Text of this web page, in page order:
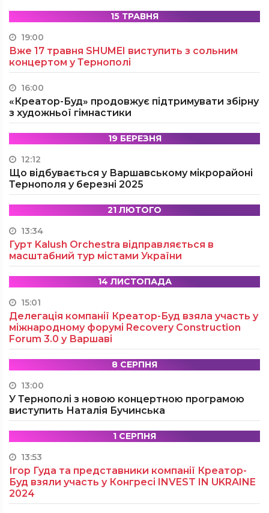
15 ТРАВНЯ
19:00
Вже 17 травня SHUMEI виступить з сольним
концертом у Тернополі
16:00
«Креатор-Буд» продовжує підтримувати збірну
з художньої гімнастики
19 БЕРЕЗНЯ
12:12
Що відбувається у Варшавському мікрорайоні
Тернополя у березні 2025
21 ЛЮТОГО
13:34
Гурт Kalush Orchestra відправляється в
масштабний тур містами України
14 ЛИСТОПАДА
15:01
Делегація компанії Креатор-Буд взяла участь у
міжнародному форумі Recovery Construction
Forum 3.0 у Варшаві
8 СЕРПНЯ
13:00
У Тернополі з новою концертною програмою
виступить Наталія Бучинська
1 СЕРПНЯ
13:53
Ігор Гуда та представники компанії Креатор-
Буд взяли участь у Конгресі INVEST IN UKRAINE
2024